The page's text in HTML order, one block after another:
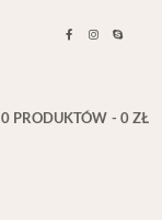
0 PRODUKTÓW 0 ZŁ